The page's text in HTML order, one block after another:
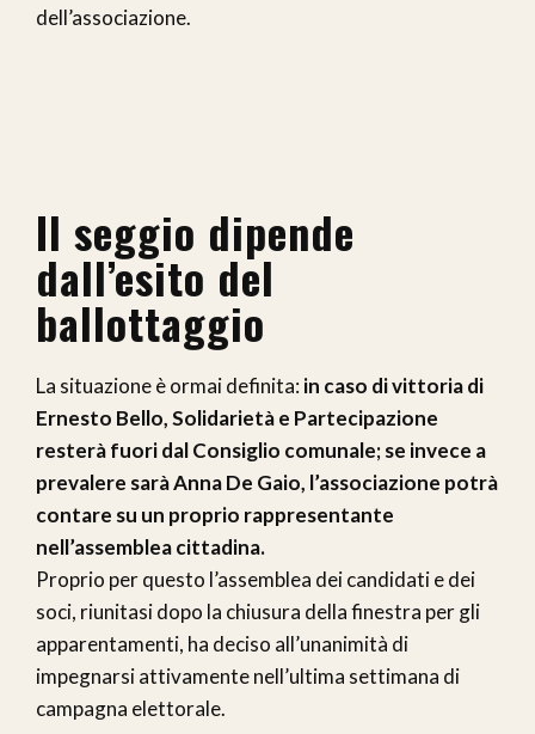
dell’associazione.
Il seggio dipende
dall’esito del
ballottaggio
La situazione è ormai definita: in caso di vittoria di
Ernesto Bello, Solidarietà e Partecipazione
resterà fuori dal Consiglio comunale; se invece a
prevalere sarà Anna De Gaio, l’associazione potrà
contare su un proprio rappresentante
nell’assemblea cittadina.
Proprio per questo l’assemblea dei candidati e dei
soci, riunitasi dopo la chiusura della finestra per gli
apparentamenti, ha deciso all’unanimità di
impegnarsi attivamente nell’ultima settimana di
campagna elettorale.